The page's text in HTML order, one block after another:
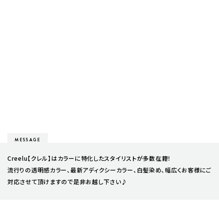
MESSAGE
Creelu【クレル】はカラーに特化したスタイリストが多数在籍！
流行りの透明感カラー、最新アディクシーカラー、白髪染め、幅広くお客様にご
対応させて頂けますので是非お越し下さい♪